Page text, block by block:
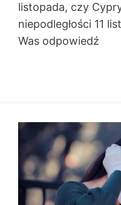
listopada, czy
niepodległości 11
Was odpowiedź